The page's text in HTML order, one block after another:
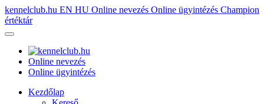
kennelclub.hu EN HU Online nevezés Online ügyintézés Champion
értéktár
Online nevezés
Online ügyintézés
Kezdőlap